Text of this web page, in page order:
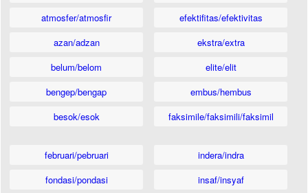
atmosfer/atmosfir
azan/adzan
belum/belom
bengep/bengap
besok/esok
efektifitas/efektivitas
ekstra/extra
elite/elit
embus/hembus
faksimile/faksimili/faksimil
februari/pebruari
fondasi/pondasi
indera/indra
insaf/insyaf